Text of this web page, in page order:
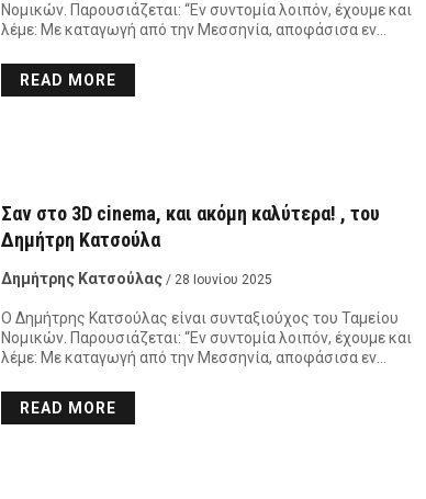
Νομικών. Παρουσιάζεται: “Εν συντομία λοιπόν, έχουμε και
λέμε: Με καταγωγή από την Μεσσηνία, αποφάσισα εν…
READ MORE
Σαν στο 3D cinema, και ακόμη καλύτερα! , του
Δημήτρη Κατσούλα
Δημήτρης Κατσούλας / 28 Ιουνίου 2025
Ο Δημήτρης Κατσούλας είναι συνταξιούχος του Ταμείου
Νομικών. Παρουσιάζεται: “Εν συντομία λοιπόν, έχουμε και
λέμε: Με καταγωγή από την Μεσσηνία, αποφάσισα εν…
READ MORE